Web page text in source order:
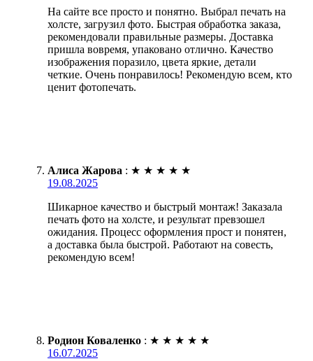
На сайте все просто и понятно. Выбрал печать на
холсте, загрузил фото. Быстрая обработка заказа,
рекомендовали правильные размеры. Доставка
пришла вовремя, упаковано отлично. Качество
изображения поразило, цвета яркие, детали
четкие. Очень понравилось! Рекомендую всем, кто
ценит фотопечать.
Алиса Жарова : ★ ★ ★ ★ ★
19.08.2025
Шикарное качество и быстрый монтаж! Заказала
печать фото на холсте, и результат превзошел
ожидания. Процесс оформления прост и понятен,
а доставка была быстрой. Работают на совесть,
рекомендую всем!
Родион Коваленко : ★ ★ ★ ★ ★
16.07.2025